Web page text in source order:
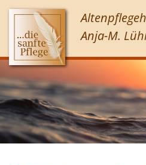
Zum Inhalt springen
Anja-M.